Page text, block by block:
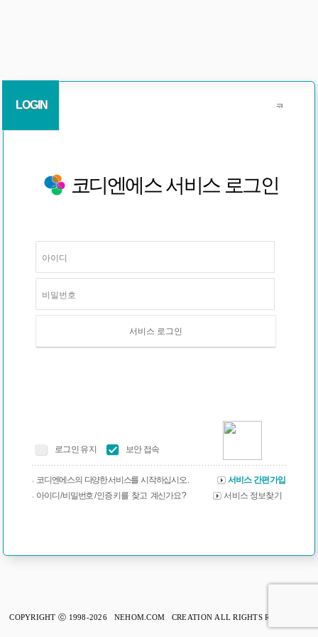
LOGIN
코디엔에스 서비스 로그인
서비스 로그인
로그인 유지 보안 접속
코디엔에스의 다양한 서비스를 시작하십시오 .
서비스 간편가입
아이디 / 비밀번호 / 인증 키를 찾고 계신가요 ?
서비스 정보찾기
COPYRIGHT ⓒ 1998-2026 NEHOM.COM CREATION ALL RIGHTS RESERVED.